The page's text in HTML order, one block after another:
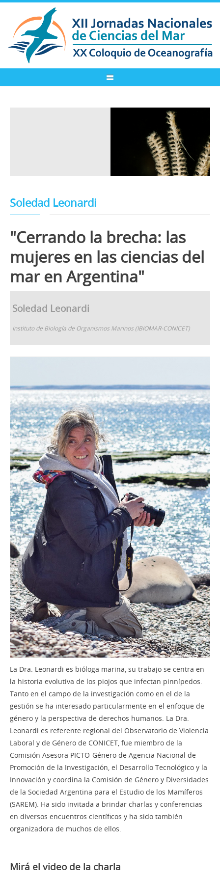
Soledad Leonardi
"Cerrando la brecha: las
mujeres en las ciencias del
mar en Argentina"
Soledad Leonardi
Instituto de Biología de Organismos Marinos (IBIOMAR-CONICET)
La Dra. Leonardi es bióloga marina, su trabajo se centra en
la historia evolutiva de los piojos que infectan pinnípedos.
Tanto en el campo de la investigación como en el de la
gestión se ha interesado particularmente en el enfoque de
género y la perspectiva de derechos humanos. La Dra.
Leonardi es referente regional del Observatorio de Violencia
Laboral y de Género de CONICET, fue miembro de la
Comisión Asesora PICTO-Género de Agencia Nacional de
Promoción de la Investigación, el Desarrollo Tecnológico y la
Innovación y coordina la Comisión de Género y Diversidades
de la Sociedad Argentina para el Estudio de los Mamíferos
(SAREM). Ha sido invitada a brindar charlas y conferencias
en diversos encuentros científicos y ha sido también
organizadora de muchos de ellos.
Mirá el video de la charla